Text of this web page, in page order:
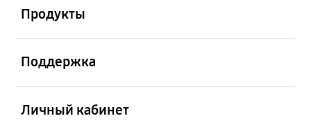
Продукты
Поддержка
Личный кабинет